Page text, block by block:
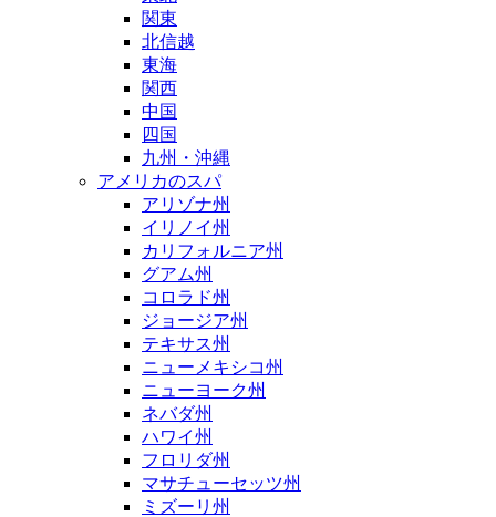
関東
北信越
東海
関西
中国
四国
九州・沖縄
アメリカのスパ
アリゾナ州
イリノイ州
カリフォルニア州
グアム州
コロラド州
ジョージア州
テキサス州
ニューメキシコ州
ニューヨーク州
ネバダ州
ハワイ州
フロリダ州
マサチューセッツ州
ミズーリ州